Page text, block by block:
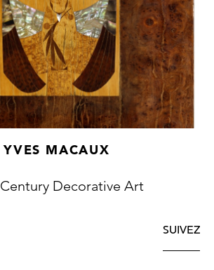
YVES MACAUX
Decorative Art
SUIVEZ